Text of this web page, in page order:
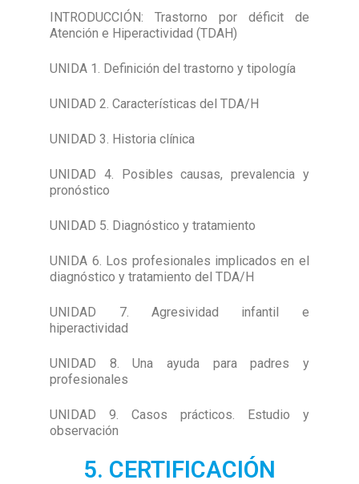
INTRODUCCIÓN: Trastorno por déficit de
Atención e Hiperactividad (TDAH)
UNIDA 1. Definición del trastorno y tipología
UNIDAD 2. Características del TDA/H
UNIDAD 3. Historia clínica
UNIDAD 4. Posibles causas, prevalencia y
pronóstico
UNIDAD 5. Diagnóstico y tratamiento
UNIDA 6. Los profesionales implicados en el
diagnóstico y tratamiento del TDA/H
UNIDAD 7. Agresividad infantil e
hiperactividad
UNIDAD 8. Una ayuda para padres y
profesionales
UNIDAD 9. Casos prácticos. Estudio y
observación
5. CERTIFICACIÓN